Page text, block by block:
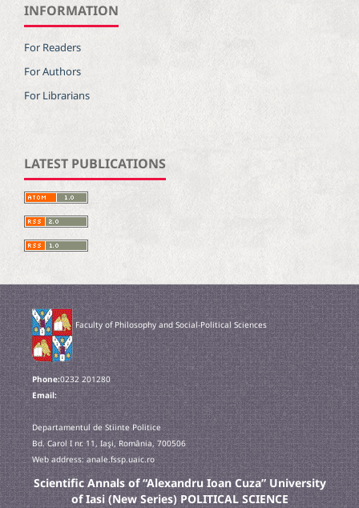
INFORMATION
For Readers
For Authors
For Librarians
LATEST PUBLICATIONS
Faculty of Philosophy and Social-Political Sciences
Phone:0232 201280
Email:
Departamentul de Stiinte Politice
Bd. Carol I nr. 11, Iaşi, România, 700506
Web address: anale.fssp.uaic.ro
Scientific Annals of “Alexandru Ioan Cuza” University
of Iasi (New Series) POLITICAL SCIENCE